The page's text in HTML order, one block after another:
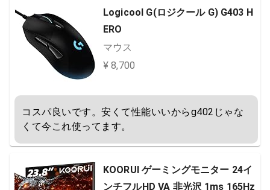
Logicool G(ロジクール G) G403 H
ERO
マウス
¥ 8,700
コスパ良いです。安くて性能いいからg402じゃな
くて今これ使ってます。
KOORUI ゲーミングモニター 24イ
ンチフルHD VA 非光沢 1ms 165Hz